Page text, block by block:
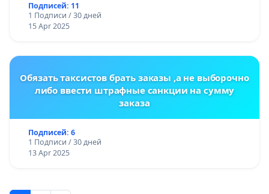
Подписей: 11
1 Подписи / 30 дней
15 Apr 2025
Обязать таксистов брать заказы ,а не выборочно
либо ввести штрафные санкции на сумму
заказа
Подписей: 6
1 Подписи / 30 дней
13 Apr 2025